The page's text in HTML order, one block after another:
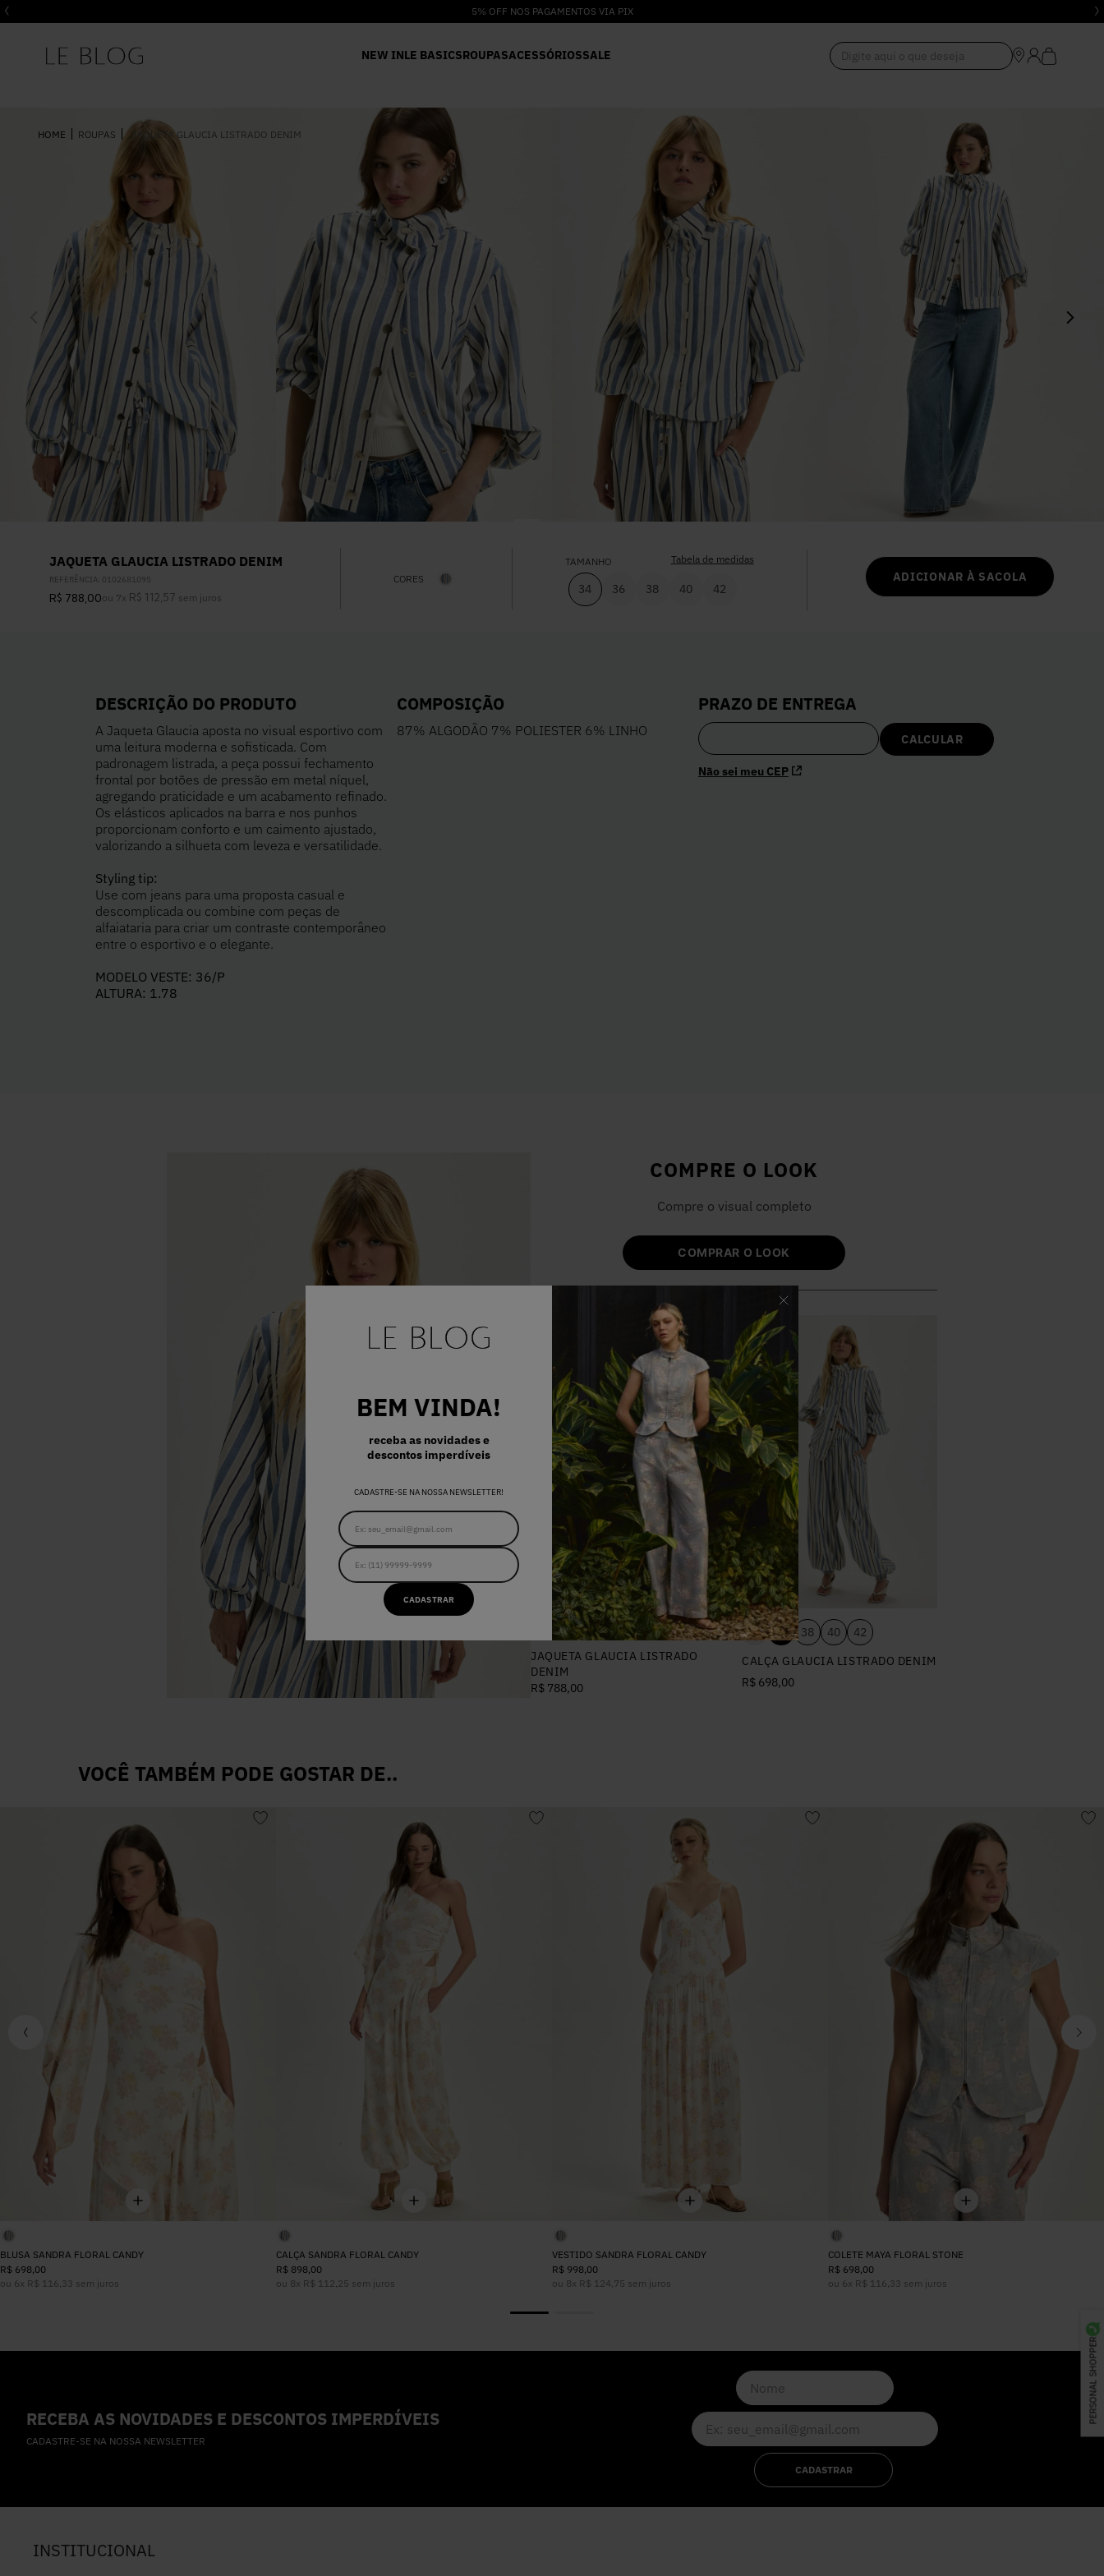
BEM VINDA!
receba as novidades e
descontos imperdíveis
CADASTRE-SE NA NOSSA NEWSLETTER!
CADASTRAR
5% OFF NOS PAGAMENTOS VIA PIX
NEW INLE BASICSROUPASACESSÓRIOSSALE Digite aqui o que deseja
PERSONAL SHOPPER
ROUPAS JAQUETA GLAUCIA LISTRADO DENIM
JAQUETA GLAUCIA LISTRADO DENIM
REFERÊNCIA: 0102681095
R$ 788,00ou 7x R$ 112 57 sem juros
CORES
TAMANHO
34 36 38 40 42
Tabela de medidas
ADICIONAR À SACOLA
DESCRIÇÃO DO PRODUTO
A Jaqueta Glaucia aposta no visual esportivo com
uma leitura moderna e sofisticada. Com
padronagem listrada, a peça possui fechamento
frontal por botões de pressão em metal níquel,
agregando praticidade e um acabamento refinado.
Os elásticos aplicados na barra e nos punhos
proporcionam conforto e um caimento ajustado,
valorizando a silhueta com leveza e versatilidade.
Styling tip:
Use com jeans para uma proposta casual e
descomplicada ou combine com peças de
alfaiataria para criar um contraste contemporâneo
entre o esportivo e o elegante.
MODELO VESTE: 36/P
ALTURA: 1.78
COMPOSIÇÃO
87% ALGODÃO 7% POLIESTER 6% LINHO
PRAZO DE ENTREGA
Não sei meu CEP
COMPRE O LOOK
Compre o visual completo
COMPRAR O LOOK
36 38 40
42
JAQUETA GLAUCIA LISTRADO
DENIM
R$ 788,00
34 36 38 40
42
CALÇA GLAUCIA LISTRADO DENIM
R$ 698,00
VOCÊ TAMBÉM PODE GOSTAR DE..
BLUSA SANDRA FLORAL CANDY
R$ 698,00
ou 6x R$ 116, 33 sem juros
CALÇA SANDRA FLORAL CANDY
R$ 898,00
ou 8x R$ 112,25 sem juros
VESTIDO SANDRA FLORAL CANDY
R$ 998,00
ou 8x R$ 124,75 sem juros
COLETE MAYA FLORAL STONE
R$ 698,00
ou 6x R$ 116, 33 sem juros
RECEBA AS NOVIDADES E DESCONTOS IMPERDÍVEIS
CADASTRE-SE NA NOSSA NEWSLETTER
CADASTRAR
INSTITUCIONAL
Vestido Branco